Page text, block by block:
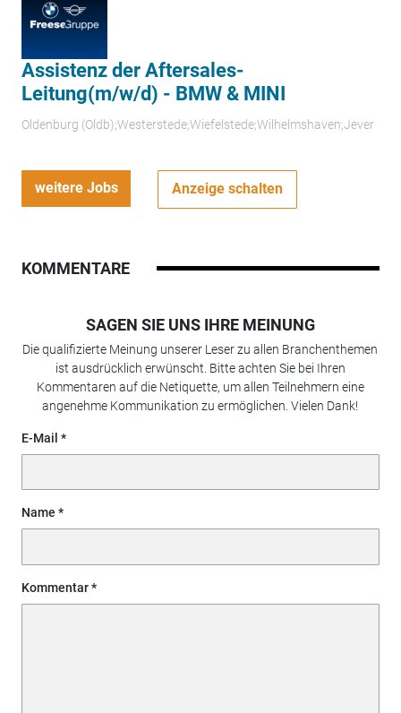
Assistenz der Aftersales-
Leitung(m/w/d) - BMW & MINI
Oldenburg (Oldb);Westerstede;Wiefelstede;Wilhelmshaven;Jever
weitere Jobs Anzeige schalten
KOMMENTARE
SAGEN SIE UNS IHRE MEINUNG
Die qualifizierte Meinung unserer Leser zu allen Branchenthemen
ist ausdrücklich erwünscht. Bitte achten Sie bei Ihren
Kommentaren auf die Netiquette, um allen Teilnehmern eine
angenehme Kommunikation zu ermöglichen. Vielen Dank!
E-Mail
Name
Kommentar